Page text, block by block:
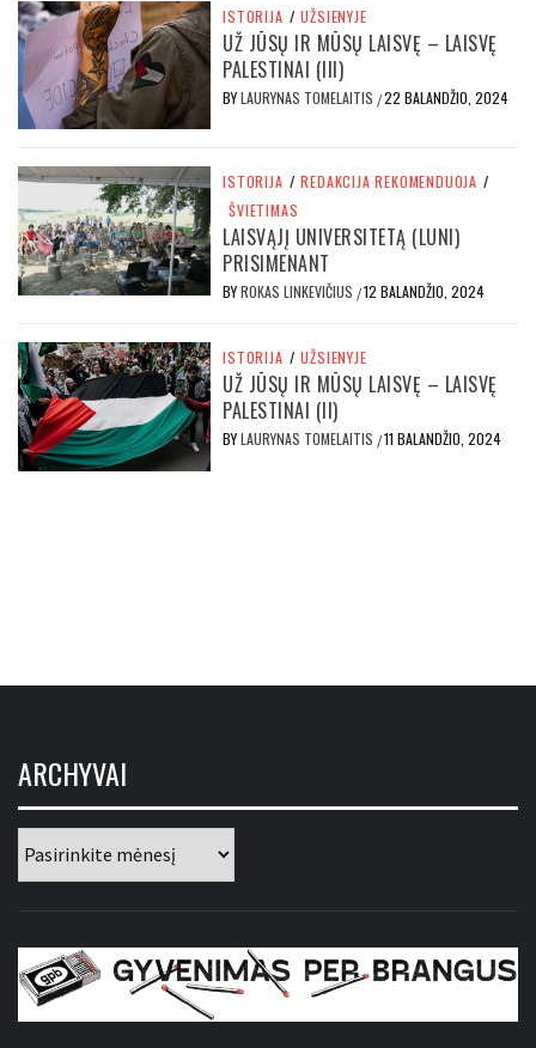
ISTORIJA / UŽSIENYJE
UŽ JŪSŲ IR MŪSŲ LAISVĘ – LAISVĘ
PALESTINAI (III)
BYLAURYNAS TOMELAITIS /22 BALANDŽIO, 2024
ISTORIJA / REDAKCIJA REKOMENDUOJA /
ŠVIETIMAS
LAISVĄJĮ UNIVERSITETĄ (LUNI)
PRISIMENANT
BYROKAS LINKEVIČIUS /12 BALANDŽIO, 2024
ISTORIJA / UŽSIENYJE
UŽ JŪSŲ IR MŪSŲ LAISVĘ – LAISVĘ
PALESTINAI (II)
BYLAURYNAS TOMELAITIS /11 BALANDŽIO, 2024
ARCHYVAI